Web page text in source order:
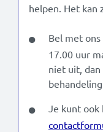
helpen. Het kan
Bel met
17.00 uur
niet uit,
behandeling.
Je kunt ook